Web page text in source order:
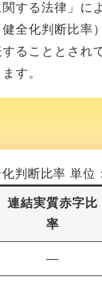
する法律」に
全化判断比率
ることとされ
す。
判断比率 単位
連結実質赤字比
率
―